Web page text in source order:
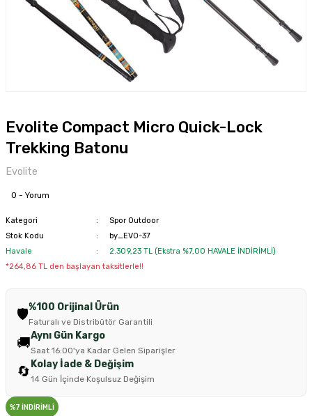
Evolite Compact Micro Quick-Lock
Trekking Batonu
Evolite
0 - Yorum
Kategori
Spor Outdoor
Stok Kodu
by_EVO-37
Havale
2.309,23 TL (Ekstra %7,00 HAVALE İNDİRİMLİ)
*264,86 TL den başlayan taksitlerle!!
🛡️%100 Orijinal Ürün
Faturalı ve Distribütör Garantili
🚚Aynı Gün Kargo
Saat 16:00'ya Kadar Gelen Siparişler
🔄 Kolay İade & Değişim
14 Gün İçinde Koşulsuz Değişim
%7 İNDİRİMLİ